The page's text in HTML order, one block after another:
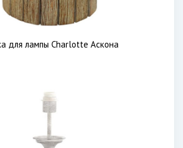
для лампы Charlotte Аскона